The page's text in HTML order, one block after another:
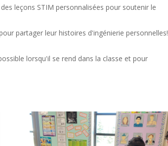
leçons STIM personnalisées pour soutenir le
partager leur histoires d'ingénierie personnelles!
lorsqu'il se rend dans la classe et pour